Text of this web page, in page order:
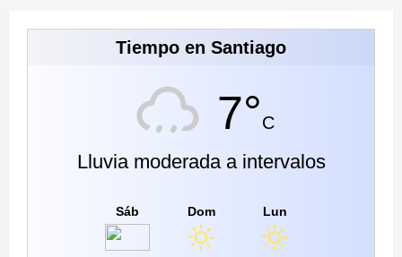
Tiempo en Santiago
7°C
Lluvia moderada a intervalos
Sáb Dom Lun